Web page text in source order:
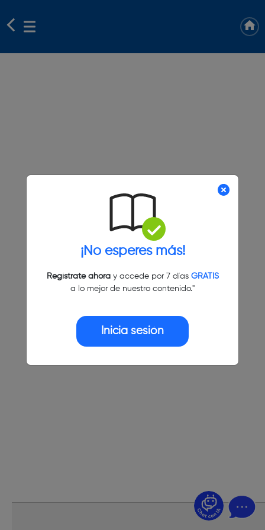
¡No esperes más!
Regístrate ahoray accede por 7 días GRATIS
a lo mejor de nuestro contenido."
Inicia sesión